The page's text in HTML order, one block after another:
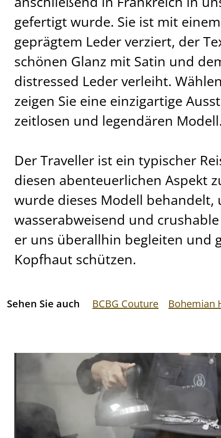
gefertigt wurde. Sie ist mit
geprägtem Leder verziert, der
schönen Glanz mit Satin und
distressed Leder verleiht.
zeigen Sie eine einzigartige
zeitlosen und legendären
Der Traveller ist ein typischer
diesen abenteuerlichen Aspekt
wurde dieses Modell behandelt,
wasserabweisend und
er uns überallhin begleiten und
Kopfhaut schützen.
Sehen Sie auch BCBG Couture Bohemian